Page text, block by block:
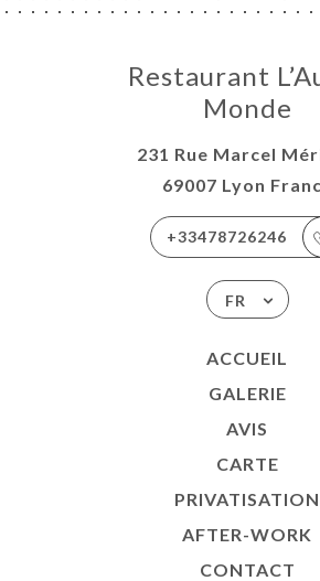
Restaurant
Monde
231 Rue Marcel
69007 Lyon
+33478726246
FR
ACCUEIL
GALERIE
AVIS
CARTE
PRIVATISATION
AFTER-WORK
CONTACT